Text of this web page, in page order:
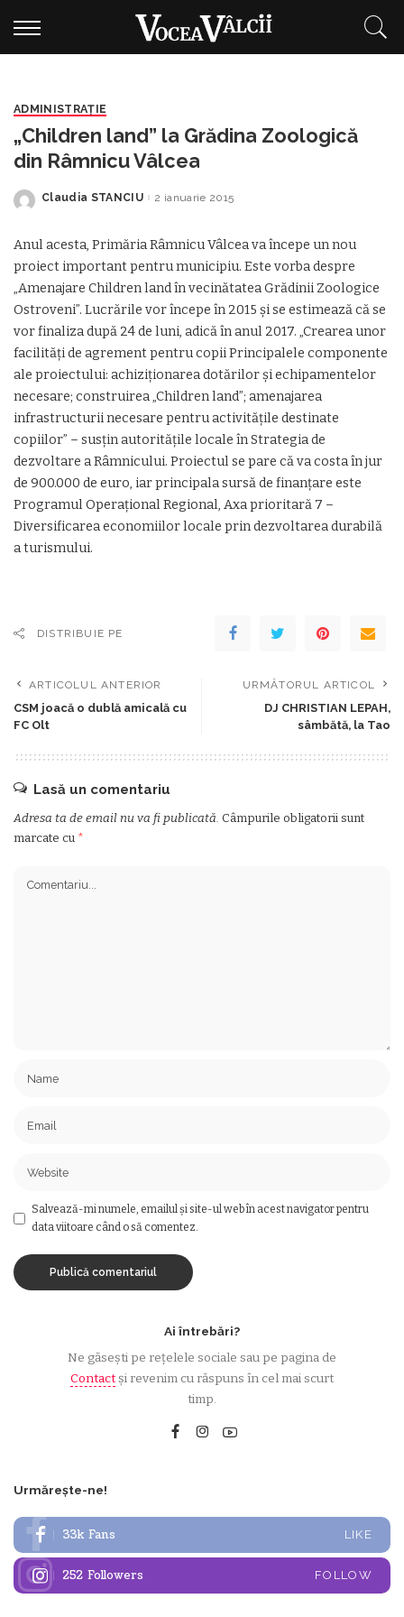
ADMINISTRAŢIE
„Children land” la Grădina Zoologică
din Râmnicu Vâlcea
Posted
Claudia STANCIU 2 ianuarie 2015
Anul acesta, Primăria Râmnicu Vâlcea va începe un nou
proiect important pentru municipiu. Este vorba despre
„Amenajare Children land în vecinătatea Grădinii Zoologice
Ostroveni”. Lucrările vor începe în 2015 şi se estimează că se
vor finaliza după 24 de luni, adică în anul 2017. „Crearea unor
facilități de agrement pentru copii Principalele componente
ale proiectului: achiziționarea dotărilor și echipamentelor
necesare; construirea „Children land”; amenajarea
infrastructurii necesare pentru activitățile destinate
copiilor” – susţin autorităţile locale în Strategia de
dezvoltare a Râmnicului. Proiectul se pare că va costa în jur
de 900.000 de euro, iar principala sursă de finanțare este
Programul Operațional Regional, Axa prioritară 7 –
Diversificarea economiilor locale prin dezvoltarea durabilă
a turismului.
DISTRIBUIE PE
ARTICOLUL ANTERIOR
CSM joacă o dublă amicală cu
FC Olt
URMĂTORUL ARTICOL
DJ CHRISTIAN LEPAH,
sâmbătă, la Tao
Lasă un comentariu
Adresa ta de email nu va fi publicată. Câmpurile obligatorii sunt
marcate cu *
Salvează-mi numele, emailul și site-ul web în acest navigator pentru
data viitoare când o să comentez.
Ai întrebări?
Ne găsești pe rețelele sociale sau pe pagina de
Contactși revenim cu răspuns în cel mai scurt
timp.
Urmărește-ne!
33k Fans LIKE
252 Followers FOLLOW